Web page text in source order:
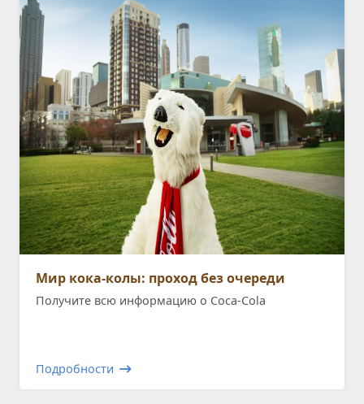
Мир кока-колы: проход без очереди
Получите всю информацию о Coca-Cola
Подробности